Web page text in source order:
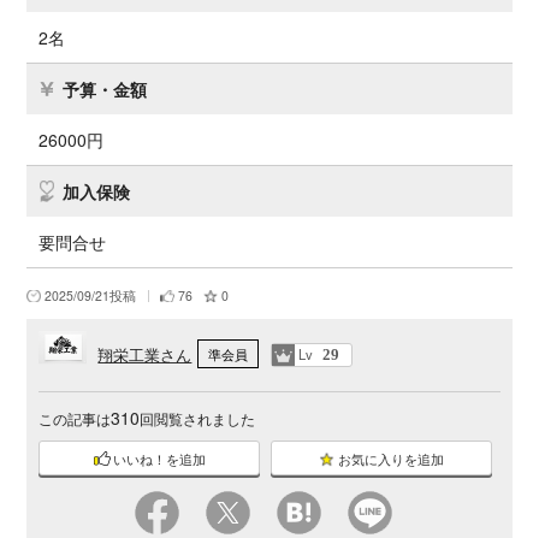
翔栄工業さん 準会員 Lv 29
この記事は310回閲覧されました
いいね！を追加 お気に入りを追加
2025/09/21投稿 76 0
2名
予算・金額
26000円
加入保険
要問合せ